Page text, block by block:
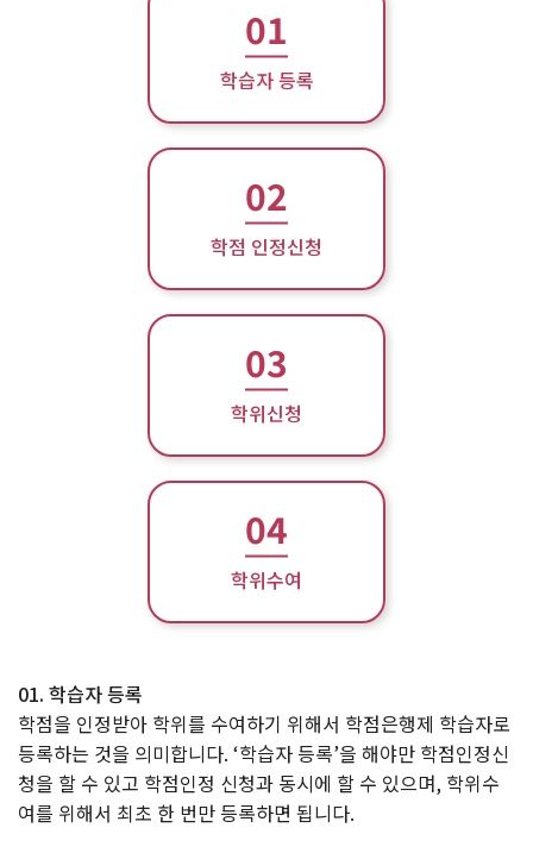
01
학습자 등록
02
학점 인정신청
03
학위신청
04
학위수여
01. 학습자 등록
학점을 인정받아 학위를 수여하기 위해서 학점은행제 학습자로
등록하는 것을 의미합니다. ‘학습자 등록’을 해야만 학점인정신
청을 할 수 있고 학점인정 신청과 동시에 할 수 있으며, 학위수
여를 위해서 최초 한 번만 등록하면 됩니다.